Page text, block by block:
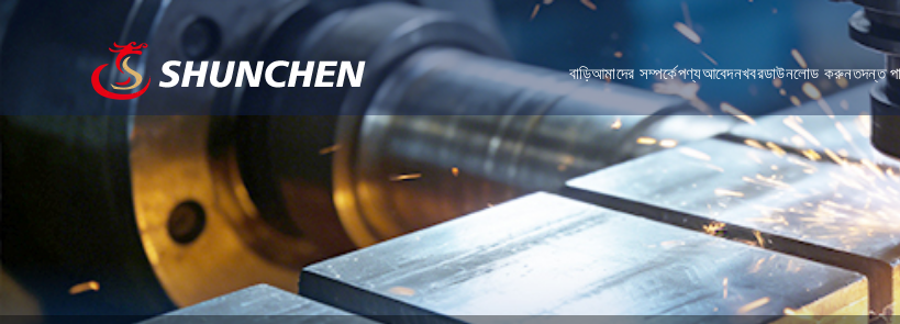
বাড়িআমাদের সম্পর্কেপণ্যআবেদনখবরডাউনলোড করুনতদন্ত